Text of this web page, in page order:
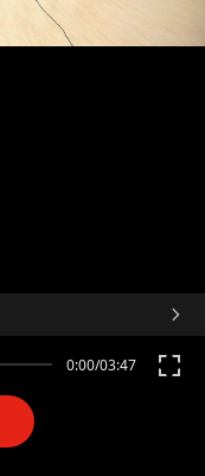
0:00/03:47